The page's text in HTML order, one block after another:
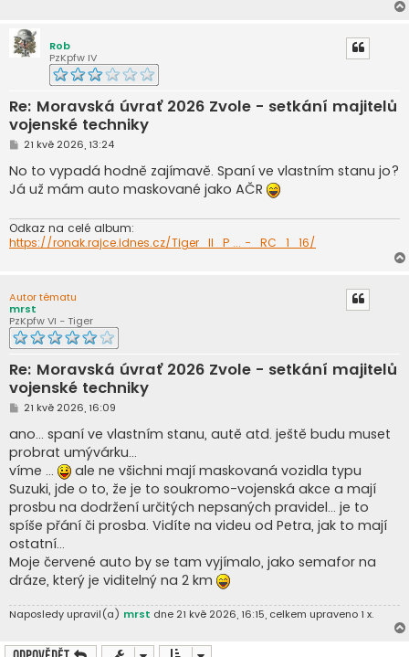
Rob
PzKpfw IV
Re: Moravská úvrať 2026 Zvole - setkání majitelů
vojenské techniky
P
í
s
p
e
k
21 kvě 2026, 13:24
No to vypadá hodně zajímavě. Spaní ve vlastním stanu jo?
Já už mám auto maskované jako AČR
Odkaz na celé album:
https://ronak.rajce.idnes.cz/Tiger_II_P ... -_RC_1_16/
Autor tématu
mrst
PzKpfw VI - Tiger
Re: Moravská úvrať 2026 Zvole - setkání majitelů
vojenské techniky
P
í
s
p
ě
v
e
k
21 kvě 2026, 16:09
ano... spaní ve vlastním stanu, autě atd. ještě budu muset
probrat umývárku...
víme ...
ale ne všichni mají maskovaná vozidla typu
Suzuki, jde o to, že je to soukromo-vojenská akce a mají
prosbu na dodržení určitých nepsaných pravidel... je to
spíše přání či prosba. Vidíte na videu od Petra, jak to mají
ostatní...
Moje červené auto by se tam vyjímalo, jako semafor na
dráze, který je viditelný na 2 km
Naposledy upravil(a) mrst dne 21 kvě 2026, 16:15, celkem upraveno 1 x.